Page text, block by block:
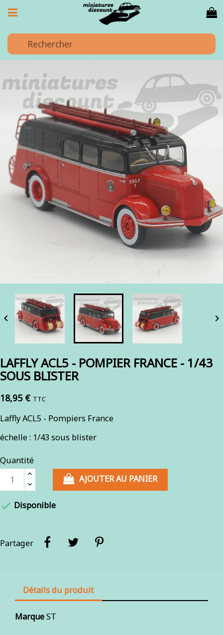
 
LAFFLY ACL5 - POMPIER FRANCE - 1/43
SOUS BLISTER
18,95 € TTC
Laffly ACL5 - Pompiers France
échelle : 1/43 sous blister
Quantité
AJOUTER AU PANIER
 Disponible
Partager
Détails du produit
MarqueST